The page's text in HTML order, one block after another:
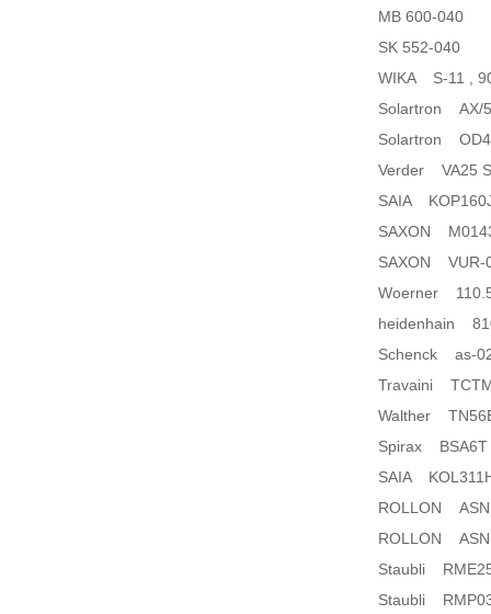
MB 600-040
SK 552-040
WIKA S-11 ,
Solartron AX/
Solartron OD4
Verder VA25
SAIA
SAXON
SAXON VUR-
Woerner
heidenhain
Schenck as-
Travaini
Walther
Spirax BSA6T
SAIA
ROLLON ASN
ROLLON ASN
Staubli
Staubli